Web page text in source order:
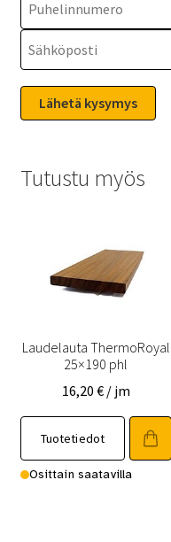
Tutustu myös
Laudelauta ThermoRoyal
25×190 phl
16,20 € / jm
Tuotetiedot
tuotteella
onOsittain saatavilla